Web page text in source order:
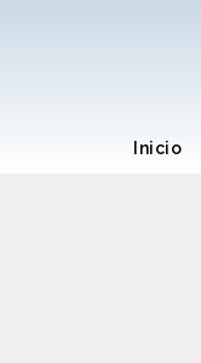
Inicio